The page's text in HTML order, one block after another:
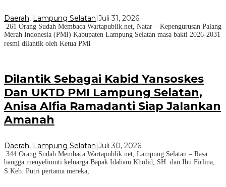
Daerah, Lampung Selatan Juli 31, 2026
261 Orang Sudah Membaca Wartapublik.net, Natar – Kepengurusan Palang
Merah Indonesia (PMI) Kabupaten Lampung Selatan masa bakti 2026-2031
resmi dilantik oleh Ketua PMI
Dilantik Sebagai Kabid Yansoskes
Dan UKTD PMI Lampung Selatan,
Anisa Alfia Ramadanti Siap Jalankan
Amanah
Daerah, Lampung Selatan|Juli 30, 2026
344 Orang Sudah Membaca Wartapublik.net, Lampung Selatan – Rasa
bangga menyelimuti keluarga Bapak Idaham Kholid, SH. dan Ibu Firlina,
S.Keb. Putri pertama mereka,